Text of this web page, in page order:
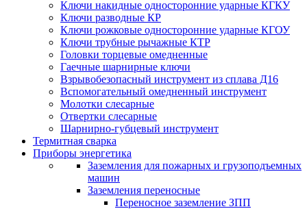
Ключи накидные односторонние ударные КГКУ
Ключи разводные КР
Ключи рожковые односторонние ударные КГОУ
Ключи трубные рычажные КТР
Головки торцевые омедненные
Гаечные шарнирные ключи
Взрывобезопасный инструмент из сплава Д16
Вспомогательный омедненный инструмент
Молотки слесарные
Отвертки слесарные
Шарнирно-губцевый инструмент
Термитная сварка
Приборы энергетика
Заземления для пожарных и грузоподъемных
машин
Заземления переносные
Переносное заземление ЗПП